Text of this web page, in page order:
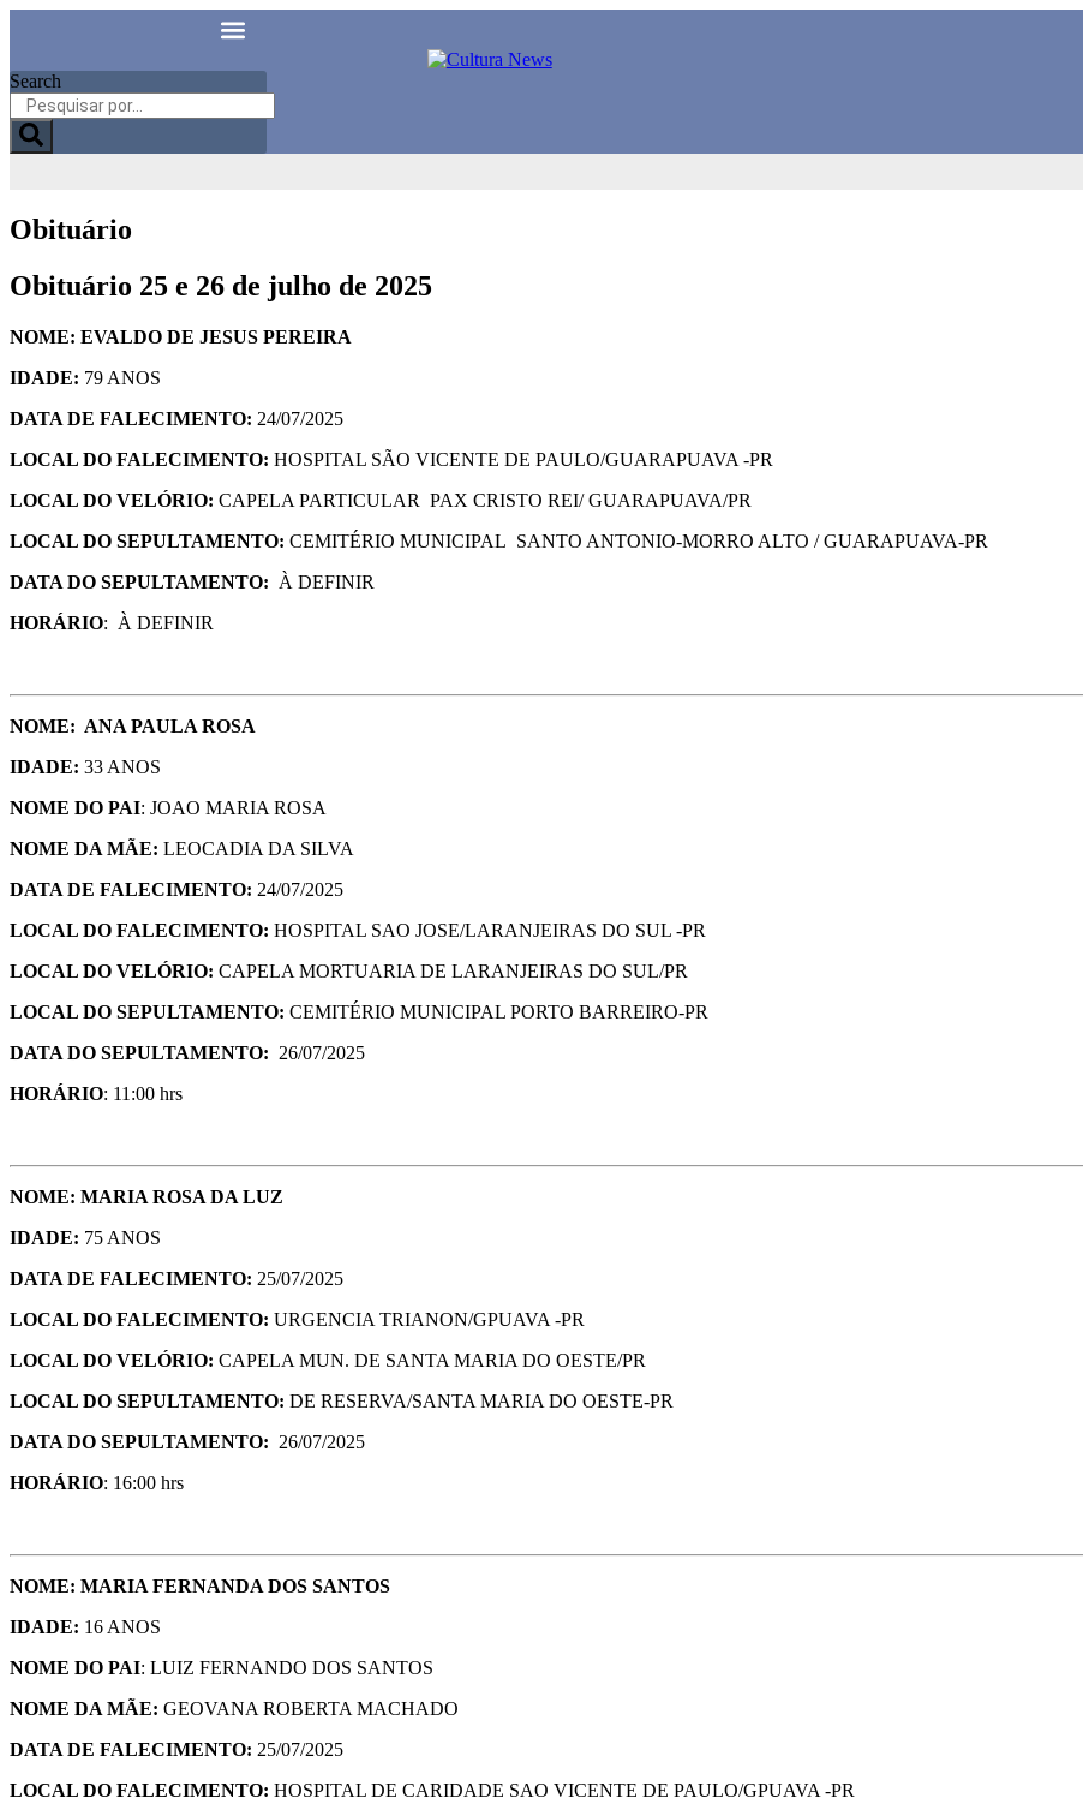
Search
Obituário
Obituário 25 e 26 de julho de 2025
NOME: EVALDO DE JESUS PEREIRA
IDADE: 79 ANOS
DATA DE FALECIMENTO: 24/07/2025
LOCAL DO FALECIMENTO: HOSPITAL SÃO VICENTE DE PAULO/GUARAPUAVA -PR
LOCAL DO VELÓRIO: CAPELA PARTICULAR PAX CRISTO REI/ GUARAPUAVA/PR
LOCAL DO SEPULTAMENTO: CEMITÉRIO MUNICIPAL SANTO ANTONIO-MORRO ALTO / GUARAPUAVA-PR
DATA DO SEPULTAMENTO: À DEFINIR
HORÁRIO: À DEFINIR
NOME: ANA PAULA ROSA
IDADE: 33 ANOS
NOME DO PAI: JOAO MARIA ROSA
NOME DA MÃE: LEOCADIA DA SILVA
DATA DE FALECIMENTO: 24/07/2025
LOCAL DO FALECIMENTO: HOSPITAL SAO JOSE/LARANJEIRAS DO SUL -PR
LOCAL DO VELÓRIO: CAPELA MORTUARIA DE LARANJEIRAS DO SUL/PR
LOCAL DO SEPULTAMENTO: CEMITÉRIO MUNICIPAL PORTO BARREIRO-PR
DATA DO SEPULTAMENTO: 26/07/2025
HORÁRIO: 11:00 hrs
NOME: MARIA ROSA DA LUZ
IDADE: 75 ANOS
DATA DE FALECIMENTO: 25/07/2025
LOCAL DO FALECIMENTO: URGENCIA TRIANON/GPUAVA -PR
LOCAL DO VELÓRIO: CAPELA MUN. DE SANTA MARIA DO OESTE/PR
LOCAL DO SEPULTAMENTO: DE RESERVA/SANTA MARIA DO OESTE-PR
DATA DO SEPULTAMENTO: 26/07/2025
HORÁRIO: 16:00 hrs
NOME: MARIA FERNANDA DOS SANTOS
IDADE: 16 ANOS
NOME DO PAI: LUIZ FERNANDO DOS SANTOS
NOME DA MÃE: GEOVANA ROBERTA MACHADO
DATA DE FALECIMENTO: 25/07/2025
LOCAL DO FALECIMENTO: HOSPITAL DE CARIDADE SAO VICENTE DE PAULO/GPUAVA -PR